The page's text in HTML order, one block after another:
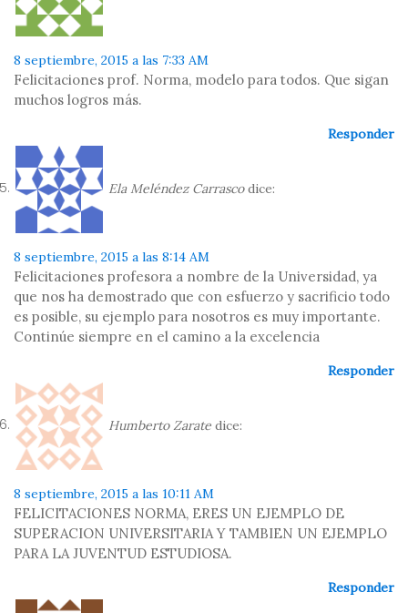
8 septiembre, 2015 a las 7:33 AM
Felicitaciones prof. Norma, modelo para todos. Que sigan
muchos logros más.
Responder
Ela Meléndez Carrasco dice:
8 septiembre, 2015 a las 8:14 AM
Felicitaciones profesora a nombre de la Universidad, ya
que nos ha demostrado que con esfuerzo y sacrificio todo
es posible, su ejemplo para nosotros es muy importante.
Continúe siempre en el camino a la excelencia
Responder
Humberto Zarate dice:
8 septiembre, 2015 a las 10:11 AM
FELICITACIONES NORMA, ERES UN EJEMPLO DE
SUPERACION UNIVERSITARIA Y TAMBIEN UN EJEMPLO
PARA LA JUVENTUD ESTUDIOSA.
Responder